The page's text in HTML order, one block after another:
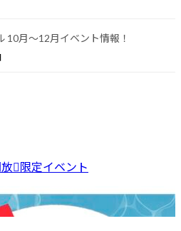
10月〜12月イベント情報！
限定イベント